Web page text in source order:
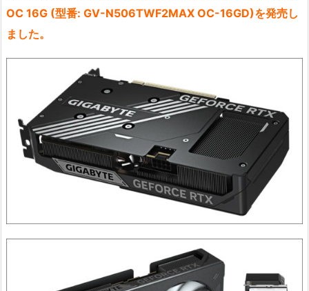
OC 16G (型番: GV-N506TWF2MAX OC-16GD)を発売し
ました。